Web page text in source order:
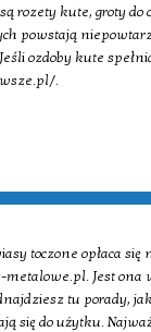
rozety kute, groty do
powstają
ozdoby kute
.
toczone opłaca się
Jest ona
tu porady,
się do użytku.